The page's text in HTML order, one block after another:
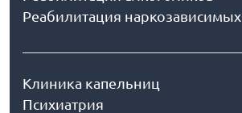
Реабилитация наркозависимых
Клиника капельниц
Психиатрия